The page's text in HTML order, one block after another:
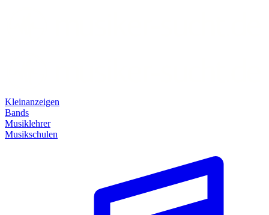
Kleinanzeigen
Bands
Musiklehrer
Musikschulen